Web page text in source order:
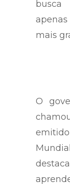
busca
mais
O